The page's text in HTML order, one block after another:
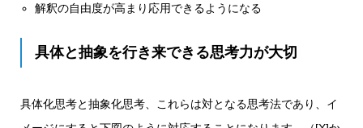
解釈の自由度が高まり応用できるようになる
具体と抽象を行き来できる思考力が大切
具体化思考と抽象化思考、これらは対となる思考法であり、イ